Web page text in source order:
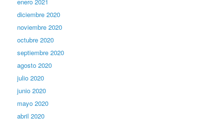
diciembre 2020
noviembre 2020
octubre 2020
septiembre 2020
agosto 2020
julio 2020
junio 2020
mayo 2020
abril 2020